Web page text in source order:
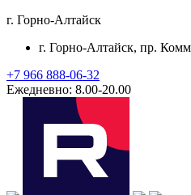
г. Горно-Алтайск
г. Горно-Алтайск, пр.
+7 966 888-06-32
Ежедневно: 8.00-20.00